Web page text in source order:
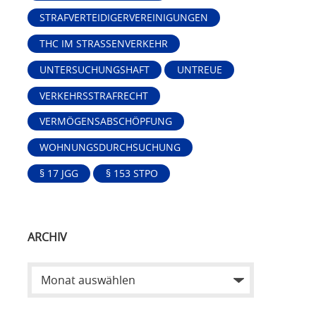
STRAFVERTEIDIGERVEREINIGUNGEN
THC IM STRASSENVERKEHR
UNTERSUCHUNGSHAFT
UNTREUE
VERKEHRSSTRAFRECHT
VERMÖGENSABSCHÖPFUNG
WOHNUNGSDURCHSUCHUNG
§ 17 JGG
§ 153 STPO
ARCHIV